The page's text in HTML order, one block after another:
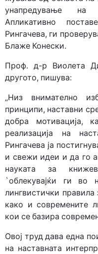
унапредување на
Апликативно
Рингачева, ги
Блаже Конески.
Проф. д-р Виолета
другото, пишува:
„Низ внимателно
принципи, наставни
добра мотивација,
реализација на
Рингачева ја
и свежи идеи и да го
науката за
`облекувајќи ги во
лингвистички
како и современите
кои се базира
Овој труд дава една
на наставната